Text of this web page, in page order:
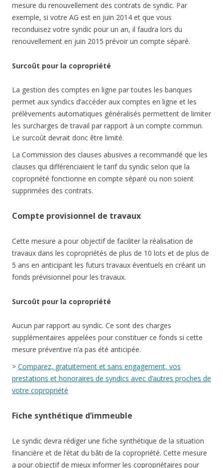
mesure du renouvellement des contrats de syndic. Par
exemple, si votre AG est en juin 2014 et que vous
reconduisez votre syndic pour un an, il faudra lors du
renouvellement en juin 2015 prévoir un compte séparé.
Surcoût pour la copropriété
La gestion des comptes en ligne par toutes les banques
permet aux syndics d’accéder aux comptes en ligne et les
prélèvements automatiques généralisés permettent de limiter
les surcharges de travail par rapport à un compte commun.
Le surcoût devrait donc être limité.
La Commission des clauses abusives a recommandé que les
clauses qui différenciaient le tarif du syndic selon que la
copropriété fonctionne en compte séparé ou non soient
supprimées des contrats.
Compte provisionnel de travaux
Cette mesure a pour objectif de faciliter la réalisation de
travaux dans les copropriétés de plus de 10 lots et de plus de
5 ans en anticipant les futurs travaux éventuels en créant un
fonds prévisionnel pour les travaux.
Surcoût pour la copropriété
Aucun par rapport au syndic. Ce sont des charges
supplémentaires appelées pour constituer ce fonds si cette
mesure préventive n’a pas été anticipée.
> Comparez, gratuitement et sans engagement, vos
prestations et honoraires de syndics avec d’autres proches de
votre copropriété
Fiche synthétique d’immeuble
Le syndic devra rédiger une fiche synthétique de la situation
financière et de l’état du bâti de la copropriété. Cette mesure
a pour objectif de mieux informer les copropriétaires pour